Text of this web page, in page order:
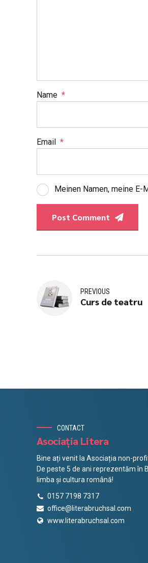
Name *
Email *
Meinen Namen, meine
Post Comment
PREVIOUS
Curs de teatru
CONTACT
Asociația Litera
Bine ați venit la Asociația non-
De peste 5 de ani reprezentăm în
limba și cultura română!
0157 7198 7317
office@literabruchsal.com
www.literabruchsal.com